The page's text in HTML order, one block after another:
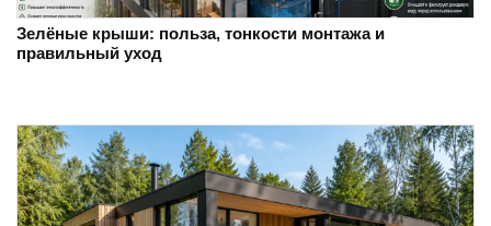
Зелёные крыши: польза, тонкости монтажа и
правильный уход